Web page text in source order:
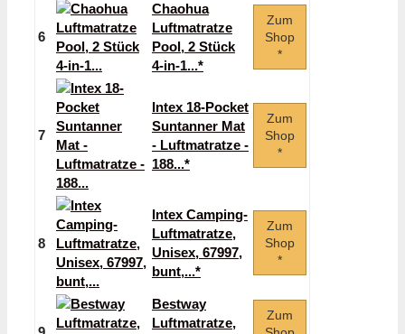
6
Chaohua
Luftmatratze
Pool, 2 Stück
4-in-1...*
Zum
Shop
*
7
Intex 18-Pocket
Suntanner Mat
- Luftmatratze -
188...*
Zum
Shop
*
8
Intex Camping-
Luftmatratze,
Unisex, 67997,
bunt,...*
Zum
Shop
*
Bestway
Luftmatratze,
Zum